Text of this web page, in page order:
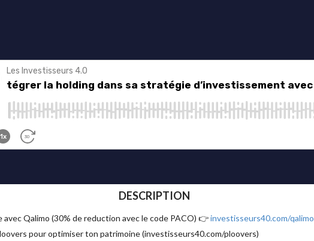
DESCRIPTION
Qalimo (30% de reduction avec le code PACO) 👉investisseurs40.com/qalimo
pour optimiser ton patrimoine (investisseurs40.com/ploovers)